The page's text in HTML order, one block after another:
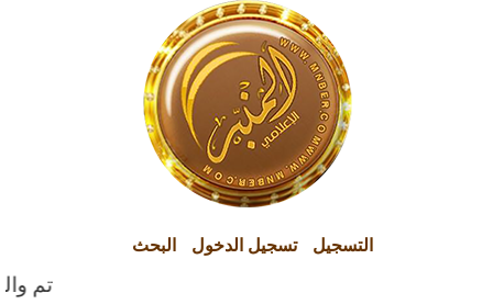
التسجيل تسجيل الدخول البحث
تم